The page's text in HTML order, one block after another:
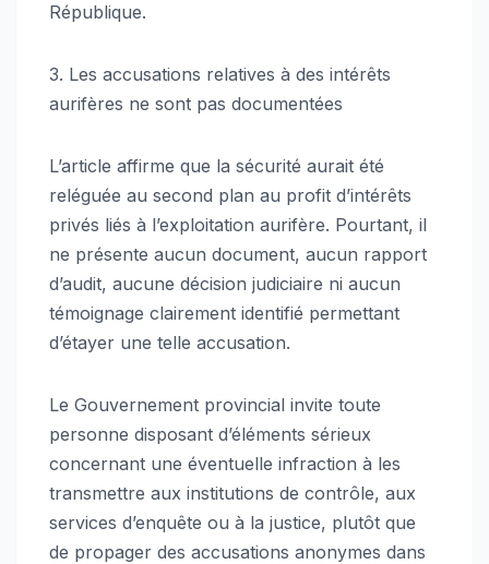
République.
3. Les accusations relatives à des intérêts
aurifères ne sont pas documentées
L’article affirme que la sécurité aurait été
reléguée au second plan au profit d’intérêts
privés liés à l’exploitation aurifère. Pourtant, il
ne présente aucun document, aucun rapport
d’audit, aucune décision judiciaire ni aucun
témoignage clairement identifié permettant
d’étayer une telle accusation.
Le Gouvernement provincial invite toute
personne disposant d’éléments sérieux
concernant une éventuelle infraction à les
transmettre aux institutions de contrôle, aux
services d’enquête ou à la justice, plutôt que
de propager des accusations anonymes dans